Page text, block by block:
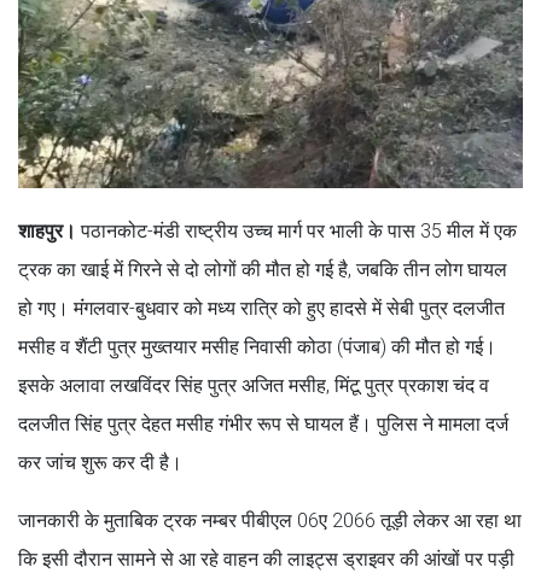
शाहपुर। पठानकोट-मंडी राष्ट्रीय उच्च मार्ग पर भाली के पास 35 मील में एक
ट्रक का खाई में गिरने से दो लोगों की मौत हो गई है, जबकि तीन लोग घायल
हो गए। मंंगलवार-बुधवार को मध्य रात्रि को हुए हादसे में सेबी पुत्र दलजीत
मसीह व शैंटी पुत्र मुख्तयार मसीह निवासी कोठा (पंजाब) की मौत हो गई।
इसके अलावा लखविंदर सिंह पुत्र अजित मसीह, मिंटू पुत्र प्रकाश चंद व
दलजीत सिंह पुत्र देहत मसीह गंभीर रूप से घायल हैं। पुलिस ने मामला दर्ज
कर जांच शुरू कर दी है।
जानकारी के मुताबिक ट्रक नम्बर पीबीएल 06ए 2066 तूड़ी लेकर आ रहा था
कि इसी दौरान सामने से आ रहे वाहन की लाइट्स ड्राइवर की आंखों पर पड़ी